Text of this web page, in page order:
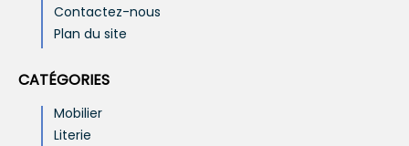
Contactez-nous
Plan du site
CATÉGORIES
Mobilier
Literie